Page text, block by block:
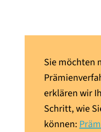
Sie möchten
erklären wir
Schritt, wie
können: